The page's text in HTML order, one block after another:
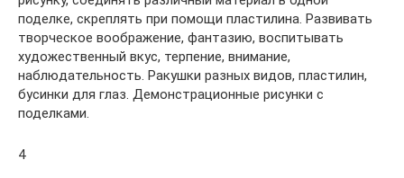
поделке, скреплять при помощи пластилина. Развивать
творческое воображение, фантазию, воспитывать
художественный вкус, терпение, внимание,
наблюдательность. Ракушки разных видов, пластилин,
бусинки для глаз. Демонстрационные рисунки с
поделками.
4